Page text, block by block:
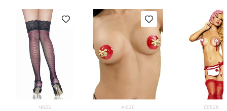
Ч025 А-020 C0528